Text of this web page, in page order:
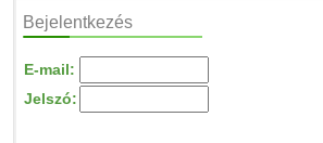
Bejelentkezés
E-mail:
Jelszó: